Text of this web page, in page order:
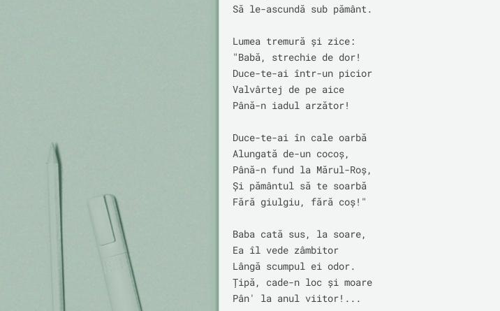
Să le-ascundă sub pământ.
Lumea tremură și zice:
"Babă, strechie de dor!
Duce-te-ai într-un picior
Valvârtej de pe aice
Până-n iadul arzător!
Duce-te-ai în cale oarbă
Alungată de-un cocoș,
Până-n fund la Mărul-Roș,
Și pământul să te soarbă
Fără giulgiu, fără coș!"
Baba cată sus, la soare,
Ea îl vede zâmbitor
Lângă scumpul ei odor.
Țipă, cade-n loc și moare
Pân' la anul viitor!...